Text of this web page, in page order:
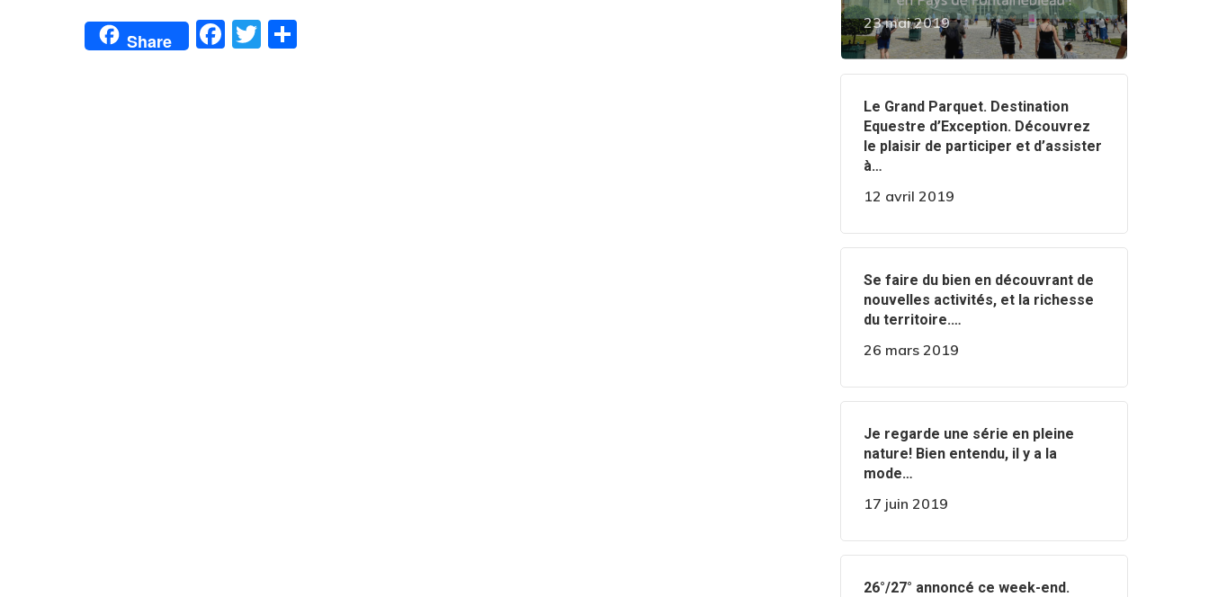
Share Facebook
Twitter 23 mai 2019
‍️Le Grand Parquet. Destination
Equestre d’Exception. Découvrez
le plaisir de participer et d’assister
à…
12 avril 2019
‍️Se faire du bien en découvrant de
nouvelles activités, et la richesse
du territoire.…
26 mars 2019
‍️Je regarde une série en pleine
nature! Bien entendu, il y a la
mode…
17 juin 2019
️️26°/27° annoncé ce week-end.